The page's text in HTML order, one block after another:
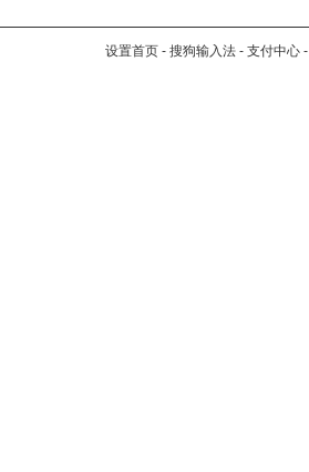
设置首页 - 搜狗输入法 - 支付中心 -